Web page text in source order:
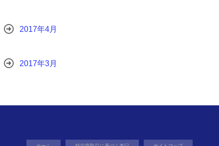
2017年4月
2017年3月